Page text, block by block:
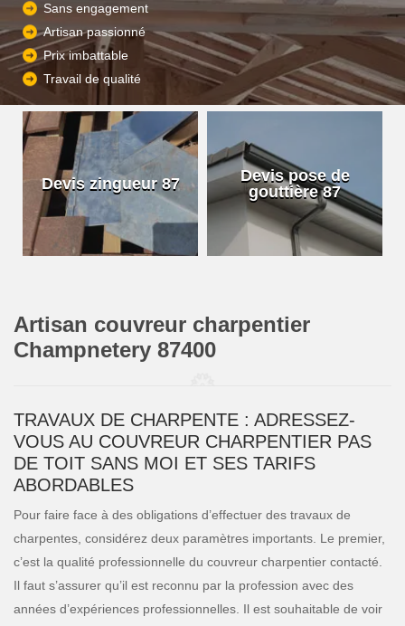
Sans engagement
Artisan passionné
Prix imbattable
Travail de qualité
Devis zingueur 87
Devis pose de
gouttière 87
Artisan couvreur charpentier
Champnetery 87400
TRAVAUX DE CHARPENTE : ADRESSEZ-
VOUS AU COUVREUR CHARPENTIER PAS
DE TOIT SANS MOI ET SES TARIFS
ABORDABLES
Pour faire face à des obligations d’effectuer des travaux de
charpentes, considérez deux paramètres importants. Le premier,
c’est la qualité professionnelle du couvreur charpentier contacté.
Il faut s’assurer qu’il est reconnu par la profession avec des
années d’expériences professionnelles. Il est souhaitable de voir